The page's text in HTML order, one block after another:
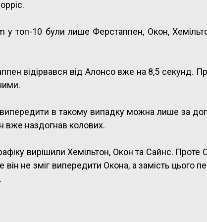
у топ-10 були лише Ферстаппен, Окон,
відірвався від Алонсо вже на 8,5 секунд.
в такому випадку можна лише за
вже наздогнав колових.
вирішили Хемільтон, Окон та Сайнс.
він не зміг випередити Окона, а замість цього